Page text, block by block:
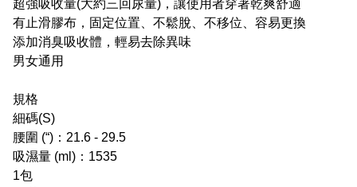
超強吸收量(大約三回尿量)，讓使用者穿著乾爽舒適
有止滑膠布，固定位置、不鬆脫、不移位、容易更換
添加消臭吸收體，輕易去除異味
男女通用
規格
細碼(S)
腰圍 (“)：21.6 - 29.5
吸濕量 (ml)：1535
1包